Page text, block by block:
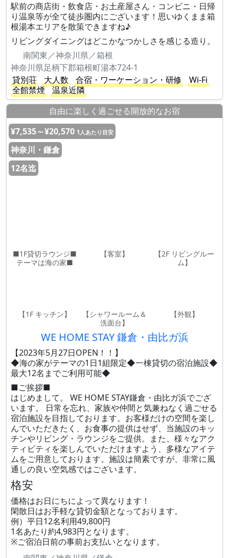
駅前の商店街・飲食店・お土産屋さん・コンビニ・日帰
り温泉等が全て徒歩圏内にございます！思いゆくまま箱
根湯本エリアを散策できますね♪
リビングダイニングはどこかなつかしさを感じる造り。
南関東／神奈川県／箱根
神奈川県足柄下郡箱根町湯本724-1
貸別荘
大人数 合宿・ワーケーション・研修
Wi-Fi
全館禁煙
温泉近隣
自由に楽しく過ごせる開放的なお宿
¥7,535～¥20,570 1人あたり目安
神奈川・鎌倉
12名迄
■1F貸切ラウンジ■
テーマは海の家■
【客室】
【2F リビングルー
ム】
【1F キッチン】
【シャワールーム＆
洗面台】
【外観】
WE HOME STAY 鎌倉・由比ガ浜
【2023年5月27日OPEN！！】
◆海の家がテーマの1日1組限定◆一棟貸切の宿泊施設◆
最大12名までご利用可能◆
■ご挨拶■
はじめまして。 WE HOME STAY鎌倉・由比ガ浜でござ
います。 日常を忘れ、家族や仲間と気兼ねなく過ごせる
宿泊施設を目指しております。お客様だけの空間を楽し
んでいただきたく、お食事の提供はせず、当施設のキッ
チンやリビング・ラウンジをご提供。また、様々なアク
ティビティを楽しんでいただけますよう、多様なアイテ
ムをご用意しております。施設は簡素ですが、非常に風
通しの良い空気感ではございます。
格安
価格はお日にちによって異なります！
閑散日はお手軽な貸切金額となっております。
例）平日12名利用49,800円
1名あたり約4,983円となります。
※ご宿泊日前の事前お支払いとなります。